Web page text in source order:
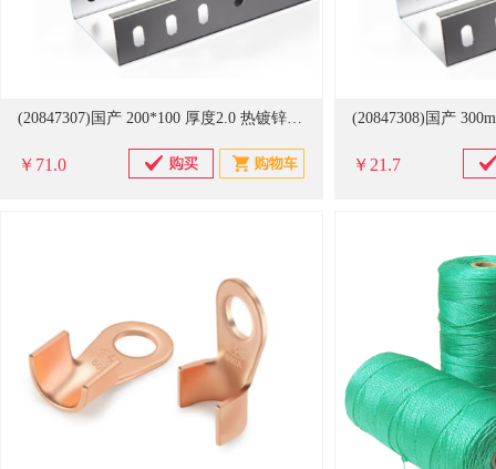
(20847307)国产 200*100 厚度2.0 热镀锌桥架(单位：米)
￥71.0 ￥21.7